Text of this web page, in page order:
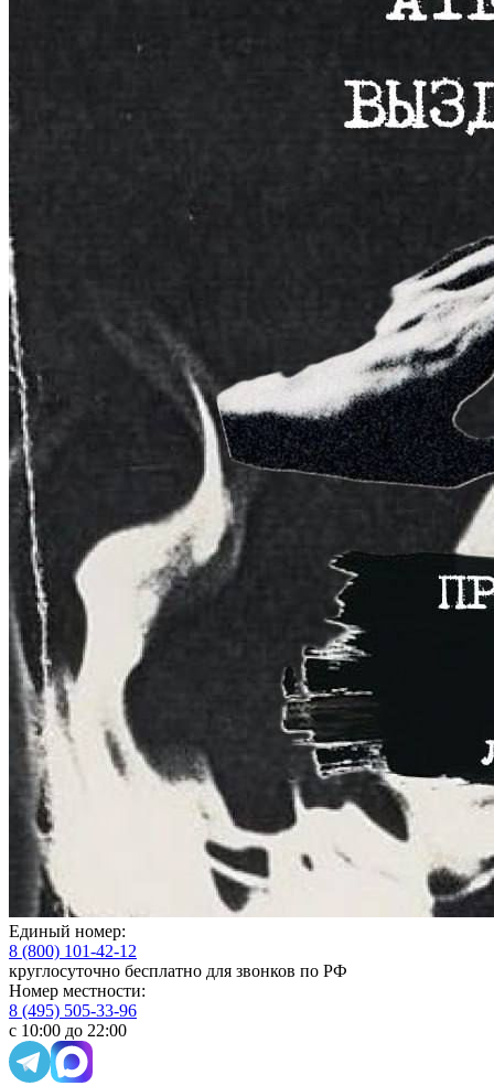
Единый номер:
8 (800) 101-42-12
круглосуточно бесплатно для звонков по РФ
Номер местности:
8 (495) 505-33-96
с 10:00 до 22:00